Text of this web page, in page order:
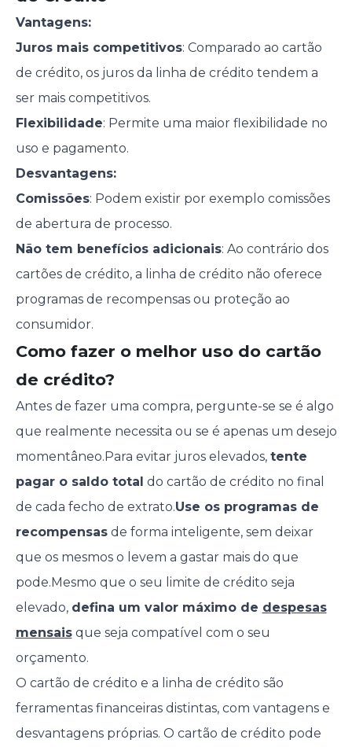
Vantagens:
Juros mais competitivos: Comparado ao cartão
de crédito, os juros da linha de crédito tendem a
ser mais competitivos.
Flexibilidade: Permite uma maior flexibilidade no
uso e pagamento.
Desvantagens:
Comissões: Podem existir por exemplo comissões
de abertura de processo.
Não tem benefícios adicionais: Ao contrário dos
cartões de crédito, a linha de crédito não oferece
programas de recompensas ou proteção ao
consumidor.
Como fazer o melhor uso do cartão
de crédito?
Antes de fazer uma compra, pergunte-se se é algo
que realmente necessita ou se é apenas um desejo
momentâneo.Para evitar juros elevados, tente
pagar o saldo total do cartão de crédito no final
de cada fecho de extrato.Use os programas de
recompensasde forma inteligente, sem deixar
que os mesmos o levem a gastar mais do que
pode.Mesmo que o seu limite de crédito seja
elevado, defina um valor máximo de despesas
mensaisque seja compatível com o seu
orçamento.
O cartão de crédito e a linha de crédito são
ferramentas financeiras distintas, com vantagens e
desvantagens próprias. O cartão de crédito pode